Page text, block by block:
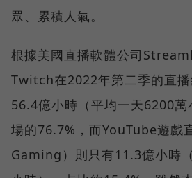
眾、累積人氣。
根據美國直播軟體公司
Twitch在2022年第二季的直播
56.4億小時（平均一天6200萬
場的76.7%，而YouTube遊戲
Gaming）則只有11.3億小時